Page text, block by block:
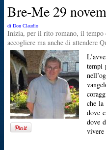
Bre-Me 29
di Don Claudio
Inizia, per il rito romano, il tempo
accogliere ma anche di attendere
tempi
che
dove
dove
vivere